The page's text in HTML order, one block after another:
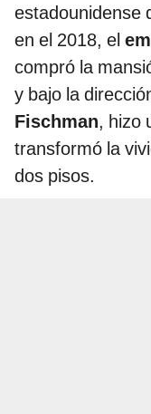
estadounidense
en el 2018, el
compró la
y bajo la
Fischman, hizo
transformó la
dos pisos.